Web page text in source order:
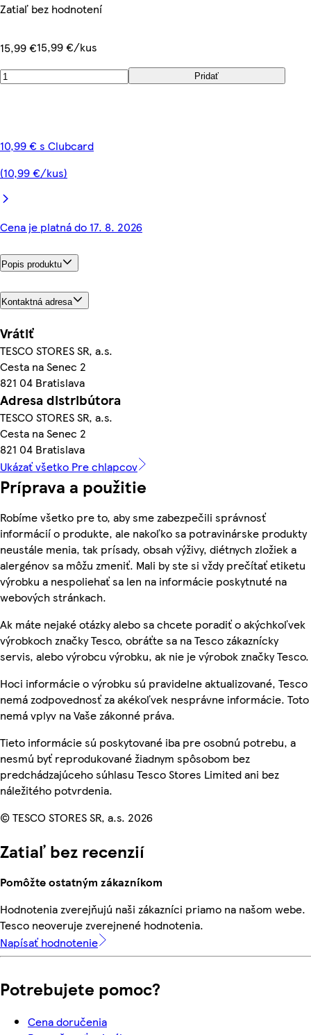
Zatiaľ bez hodnotení
15,99 €15,99 €/kus
Pridať
10,99 € s Clubcard
(10,99 €/kus)
Cena je platná do 17. 8. 2026
Popis produktu
Kontaktná adresa
Vrátiť
TESCO STORES SR, a.s.
Cesta na Senec 2
821 04 Bratislava
Adresa distribútora
TESCO STORES SR, a.s.
Cesta na Senec 2
821 04 Bratislava
Ukázať všetko Pre chlapcov
Príprava a použitie
Robíme všetko pre to, aby sme zabezpečili správnosť
informácií o produkte, ale nakoľko sa potravinárske produkty
neustále menia, tak prísady, obsah výživy, diétnych zložiek a
alergénov sa môžu zmeniť. Mali by ste si vždy prečítať etiketu
výrobku a nespoliehať sa len na informácie poskytnuté na
webových stránkach.
Ak máte nejaké otázky alebo sa chcete poradiť o akýchkoľvek
výrobkoch značky Tesco, obráťte sa na Tesco zákaznícky
servis, alebo výrobcu výrobku, ak nie je výrobok značky Tesco.
Hoci informácie o výrobku sú pravidelne aktualizované, Tesco
nemá zodpovednosť za akékoľvek nesprávne informácie. Toto
nemá vplyv na Vaše zákonné práva.
Tieto informácie sú poskytované iba pre osobnú potrebu, a
nesmú byť reprodukované žiadnym spôsobom bez
predchádzajúceho súhlasu Tesco Stores Limited ani bez
náležitého potvrdenia.
© TESCO STORES SR, a.s. 2026
Zatiaľ bez recenzií
Pomôžte ostatným zákazníkom
Hodnotenia zverejňujú naši zákazníci priamo na našom webe.
Tesco neoveruje zverejnené hodnotenia.
Napísať hodnotenie
Potrebujete pomoc?
Cena doručenia